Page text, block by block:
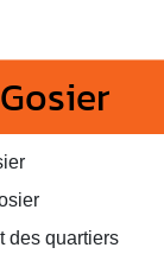
des quartiers